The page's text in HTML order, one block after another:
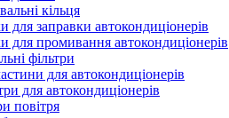
кільця
для заправки автокондиціонерів
для промивання автокондиціонерів
фільтри
для автокондиціонерів
для автокондиціонерів
повітря